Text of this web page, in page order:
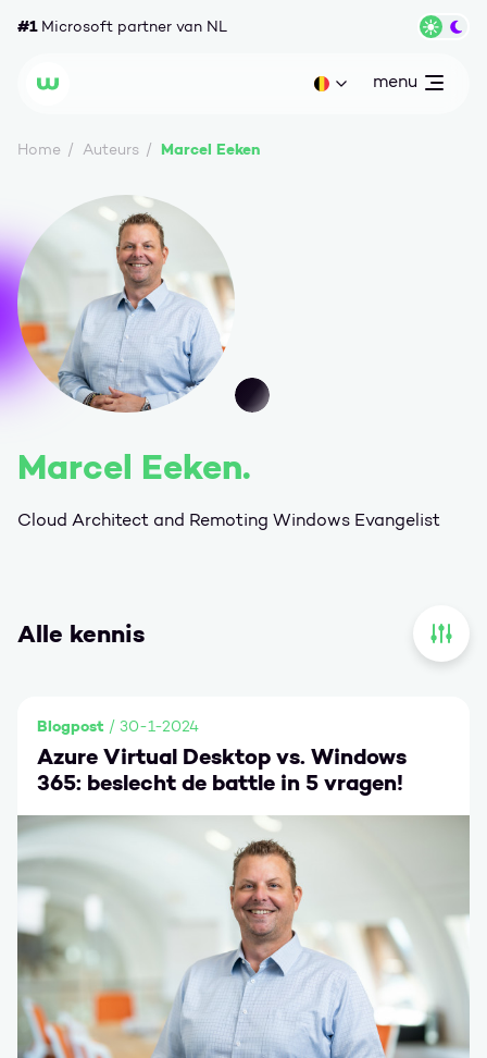
#1Microsoft partner van NL
Wortell Huidige taal: be
open
menu
Home Auteurs Marcel Eeken
Marcel Eeken.
Cloud Architect and Remoting Windows Evangelist
Alle kennis
Blogpost / 30-1-2024
Azure Virtual Desktop vs. Windows
365: beslecht de battle in 5 vragen!
Ga naar Azure Virtual Desktop vs. Windows 365: